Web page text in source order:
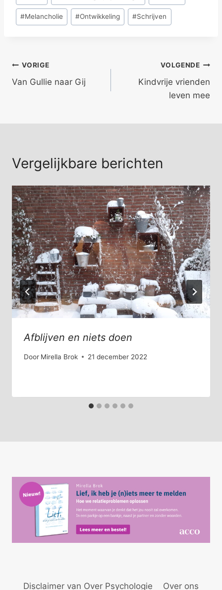
#Melancholie #Ontwikkeling #Schrijven
Bericht
navigatie
VORIGE
Van Gullie naar Gij
VOLGENDE
Kindvrije vrienden
leven mee
Vergelijkbare berichten
Afblijven en niets doen
Door Mirella Brok 21 december 2022
Disclaimer van Over Psychologie Over ons